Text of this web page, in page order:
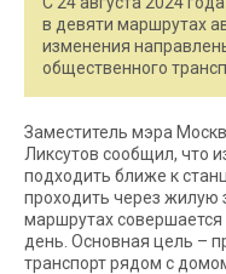
в девяти маршрутах
изменения
общественного
Заместитель мэра
Ликсутов сообщил, что
подходить ближе к
проходить через жилую
маршрутах совершается
день. Основная цель –
транспорт рядом с